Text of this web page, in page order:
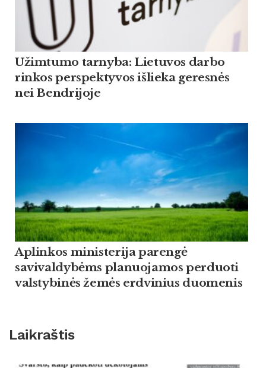
Užimtumo tarnyba: Lietuvos darbo
rinkos perspektyvos išlieka geresnės
nei Bendrijoje
Aplinkos ministerija parengė
savivaldybėms planuojamos perduoti
valstybinės žemės erdvinius duomenis
Laikraštis